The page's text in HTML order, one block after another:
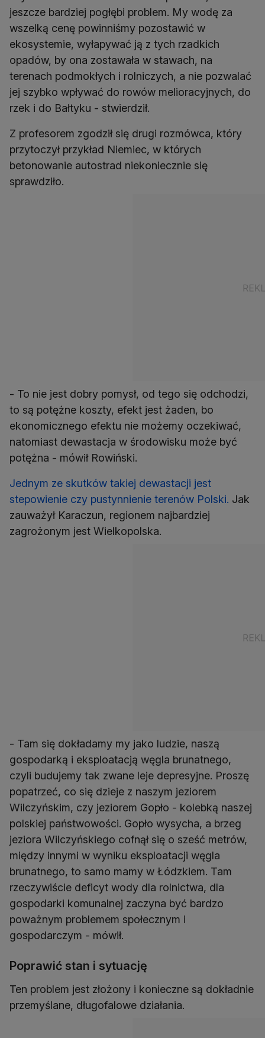
jeszcze bardziej pogłębi problem. My wodę za
wszelką cenę powinniśmy pozostawić w
ekosystemie, wyłapywać ją z tych rzadkich
opadów, by ona zostawała w stawach, na
terenach podmokłych i rolniczych, a nie pozwalać
jej szybko wpływać do rowów melioracyjnych, do
rzek i do Bałtyku - stwierdził.
Z profesorem zgodził się drugi rozmówca, który
przytoczył przykład Niemiec, w których
betonowanie autostrad niekoniecznie się
sprawdziło.
- To nie jest dobry pomysł, od tego się odchodzi,
to są potężne koszty, efekt jest żaden, bo
ekonomicznego efektu nie możemy oczekiwać,
natomiast dewastacja w środowisku może być
potężna - mówił Rowiński.
Jednym ze skutków takiej dewastacji jest
stepowienie czy pustynnienie terenów Polski. Jak
zauważył Karaczun, regionem najbardziej
zagrożonym jest Wielkopolska.
- Tam się dokładamy my jako ludzie, naszą
gospodarką i eksploatacją węgla brunatnego,
czyli budujemy tak zwane leje depresyjne. Proszę
popatrzeć, co się dzieje z naszym jeziorem
Wilczyńskim, czy jeziorem Gopło - kolebką naszej
polskiej państwowości. Gopło wysycha, a brzeg
jeziora Wilczyńskiego cofnął się o sześć metrów,
między innymi w wyniku eksploatacji węgla
brunatnego, to samo mamy w Łódzkiem. Tam
rzeczywiście deficyt wody dla rolnictwa, dla
gospodarki komunalnej zaczyna być bardzo
poważnym problemem społecznym i
gospodarczym - mówił.
Poprawić stan i sytuację
Ten problem jest złożony i konieczne są dokładnie
przemyślane, długofalowe działania.